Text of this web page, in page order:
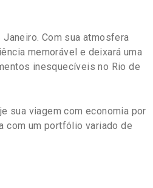
Janeiro. Com sua atmosfera
memorável e deixará uma
inesquecíveis no Rio de
sua viagem com economia por
com um portfólio variado de